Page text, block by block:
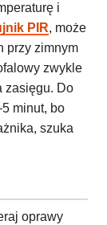
i
PIR, może
przy zimnym
zwykle
zasięgu. Do
minut, bo
szuka
oprawy